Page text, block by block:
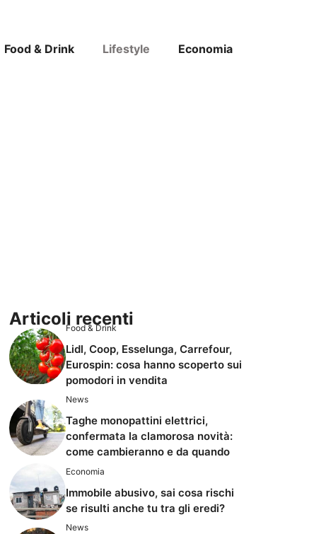
Food & Drink Lifestyle Economia
Articoli recenti
Food & Drink
Lidl, Coop, Esselunga, Carrefour,
Eurospin: cosa hanno scoperto sui
pomodori in vendita
News
Taghe monopattini elettrici,
confermata la clamorosa novità:
come cambieranno e da quando
Economia
Immobile abusivo, sai cosa rischi
se risulti anche tu tra gli eredi?
News